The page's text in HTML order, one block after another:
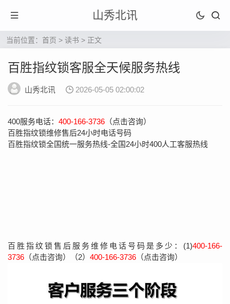
山秀北讯
当前位置： 首页 > 读书 > 正文
百胜指纹锁客服全天候服务热线
山秀北讯 2026-05-05 02:00:02
400服务电话： 400-166-3736 （点击咨询）
百胜指纹锁维修售后24小时电话号码
百胜指纹锁全国统一服务热线-全国24小时400人工客服热线
百胜指纹锁售后服务维修电话号码是多少：(1)400-166-
3736 （点击咨询）（2） 400-166-3736 （点击咨询）